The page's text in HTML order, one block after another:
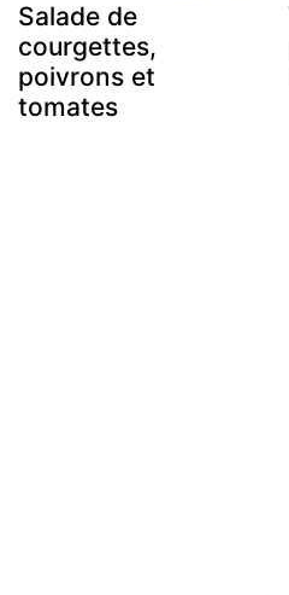
Salade de
courgettes,
poivrons et
tomates